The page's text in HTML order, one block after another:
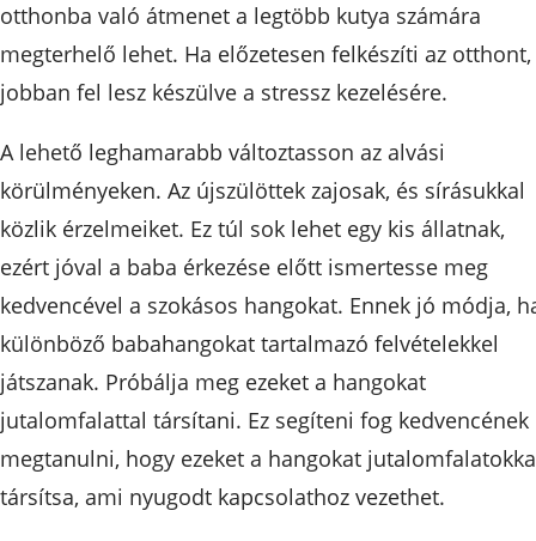
otthonba való átmenet a legtöbb kutya számára
megterhelő lehet. Ha előzetesen felkészíti az otthont,
jobban fel lesz készülve a stressz kezelésére.
A lehető leghamarabb változtasson az alvási
körülményeken. Az újszülöttek zajosak, és sírásukkal
közlik érzelmeiket. Ez túl sok lehet egy kis állatnak,
ezért jóval a baba érkezése előtt ismertesse meg
kedvencével a szokásos hangokat. Ennek jó módja,
különböző babahangokat tartalmazó felvételekkel
játszanak. Próbálja meg ezeket a hangokat
jutalomfalattal társítani. Ez segíteni fog kedvencének
megtanulni, hogy ezeket a hangokat
társítsa, ami nyugodt kapcsolathoz vezethet.